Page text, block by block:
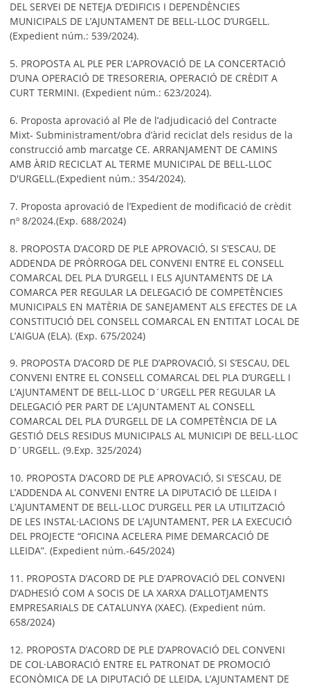
DEL SERVEI DE NETEJA D’EDIFICIS I DEPENDÈNCIES
MUNICIPALS DE L’AJUNTAMENT DE BELL-LLOC D’URGELL.
(Expedient núm.: 539/2024).
5. PROPOSTA AL PLE PER L’APROVACIÓ DE LA CONCERTACIÓ
D’UNA OPERACIÓ DE TRESORERIA, OPERACIÓ DE CRÈDIT A
CURT TERMINI. (Expedient núm.: 623/2024).
6. Proposta aprovació al Ple de l’adjudicació del Contracte
Mixt- Subministrament/obra d’àrid reciclat dels residus de la
construcció amb marcatge CE. ARRANJAMENT DE CAMINS
AMB ÀRID RECICLAT AL TERME MUNICIPAL DE BELL-LLOC
D'URGELL.(Expedient núm.: 354/2024).
7. Proposta aprovació de l’Expedient de modificació de crèdit
nº 8/2024.(Exp. 688/2024)
8. PROPOSTA D’ACORD DE PLE APROVACIÓ, SI S’ESCAU, DE
ADDENDA DE PRÒRROGA DEL CONVENI ENTRE EL CONSELL
COMARCAL DEL PLA D’URGELL I ELS AJUNTAMENTS DE LA
COMARCA PER REGULAR LA DELEGACIÓ DE COMPETÈNCIES
MUNICIPALS EN MATÈRIA DE SANEJAMENT ALS EFECTES DE LA
CONSTITUCIÓ DEL CONSELL COMARCAL EN ENTITAT LOCAL DE
L’AIGUA (ELA). (Exp. 675/2024)
9. PROPOSTA D’ACORD DE PLE D’APROVACIÓ, SI S’ESCAU, DEL
CONVENI ENTRE EL CONSELL COMARCAL DEL PLA D’URGELL I
L’AJUNTAMENT DE BELL-LLOC D´URGELL PER REGULAR LA
DELEGACIÓ PER PART DE L’AJUNTAMENT AL CONSELL
COMARCAL DEL PLA D’URGELL DE LA COMPETÈNCIA DE LA
GESTIÓ DELS RESIDUS MUNICIPALS AL MUNICIPI DE BELL-LLOC
D´URGELL. (9.Exp. 325/2024)
10. PROPOSTA D’ACORD DE PLE APROVACIÓ, SI S’ESCAU, DE
L’ADDENDA AL CONVENI ENTRE LA DIPUTACIÓ DE LLEIDA I
L’AJUNTAMENT DE BELL-LLOC D’URGELL PER LA UTILITZACIÓ
DE LES INSTAL·LACIONS DE L’AJUNTAMENT, PER LA EXECUCIÓ
DEL PROJECTE “OFICINA ACELERA PIME DEMARCACIÓ DE
LLEIDA”. (Expedient núm.-645/2024)
11. PROPOSTA D’ACORD DE PLE D’APROVACIÓ DEL CONVENI
D’ADHESIÓ COM A SOCIS DE LA XARXA D’ALLOTJAMENTS
EMPRESARIALS DE CATALUNYA (XAEC). (Expedient núm.
658/2024)
12. PROPOSTA D’ACORD DE PLE D’APROVACIÓ DEL CONVENI
DE COL·LABORACIÓ ENTRE EL PATRONAT DE PROMOCIÓ
ECONÒMICA DE LA DIPUTACIÓ DE LLEIDA, L’AJUNTAMENT DE